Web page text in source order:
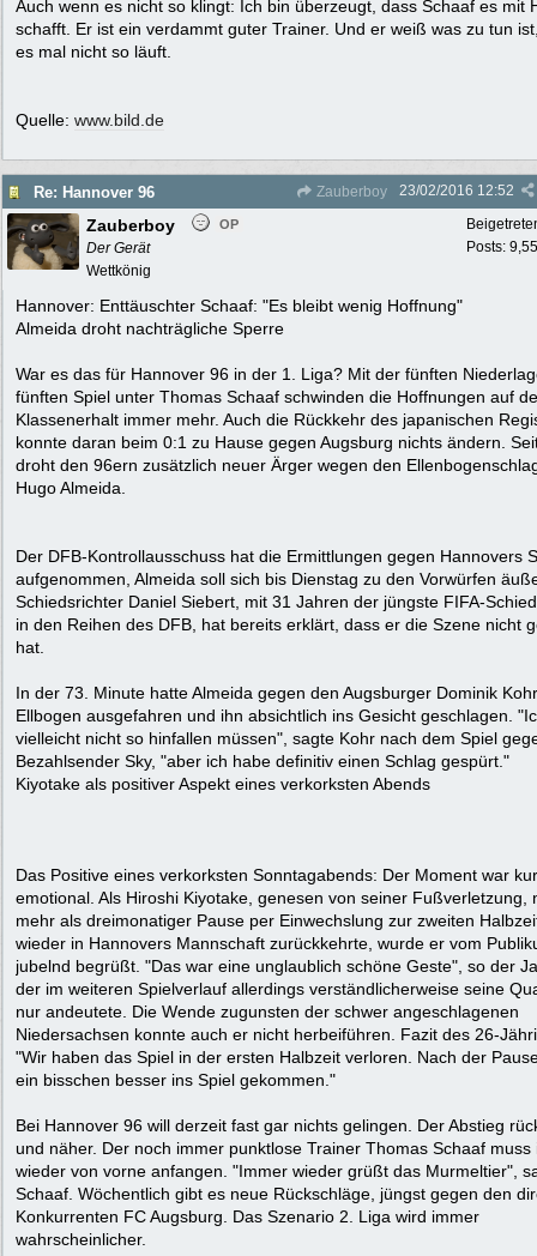
Auch wenn es nicht so klingt: Ich bin überzeugt, dass Schaaf es mit
schafft. Er ist ein verdammt guter Trainer. Und er weiß was zu tun
es mal nicht so läuft.
Quelle: www.bild.de
Re: Hannover 96 Zauberboy 23/02/2016 12:52
Posts:
Zauberboy OP
Der Gerät
Wettkönig
Hannover: Enttäuschter Schaaf: "Es bleibt wenig Hoffnung"
Almeida droht nachträgliche Sperre
War es das für Hannover 96 in der 1. Liga? Mit der fünften
fünften Spiel unter Thomas Schaaf schwinden die Hoffnungen auf
Klassenerhalt immer mehr. Auch die Rückkehr des japanischen
konnte daran beim 0:1 zu Hause gegen Augsburg nichts ändern.
droht den 96ern zusätzlich neuer Ärger wegen den
Hugo Almeida.
Der DFB-Kontrollausschuss hat die Ermittlungen gegen Hannovers
aufgenommen, Almeida soll sich bis Dienstag zu den Vorwürfen
Schiedsrichter Daniel Siebert, mit 31 Jahren der jüngste FIFA-
in den Reihen des DFB, hat bereits erklärt, dass er die Szene nicht
hat.
In der 73. Minute hatte Almeida gegen den Augsburger Dominik
Ellbogen ausgefahren und ihn absichtlich ins Gesicht geschlagen.
vielleicht nicht so hinfallen müssen", sagte Kohr nach dem Spiel
Bezahlsender Sky, "aber ich habe definitiv einen Schlag gespürt."
Kiyotake als positiver Aspekt eines verkorksten Abends
Das Positive eines verkorksten Sonntagabends: Der Moment war
emotional. Als Hiroshi Kiyotake, genesen von seiner Fußverletzung,
mehr als dreimonatiger Pause per Einwechslung zur zweiten
wieder in Hannovers Mannschaft zurückkehrte, wurde er vom
jubelnd begrüßt. "Das war eine unglaublich schöne Geste", so der
der im weiteren Spielverlauf allerdings verständlicherweise seine
nur andeutete. Die Wende zugunsten der schwer angeschlagenen
Niedersachsen konnte auch er nicht herbeiführen. Fazit des 26-
"Wir haben das Spiel in der ersten Halbzeit verloren. Nach der
ein bisschen besser ins Spiel gekommen."
Bei Hannover 96 will derzeit fast gar nichts gelingen. Der Abstieg
und näher. Der noch immer punktlose Trainer Thomas Schaaf muss
wieder von vorne anfangen. "Immer wieder grüßt das Murmeltier",
Schaaf. Wöchentlich gibt es neue Rückschläge, jüngst gegen den
Konkurrenten FC Augsburg. Das Szenario 2. Liga wird immer
wahrscheinlicher.